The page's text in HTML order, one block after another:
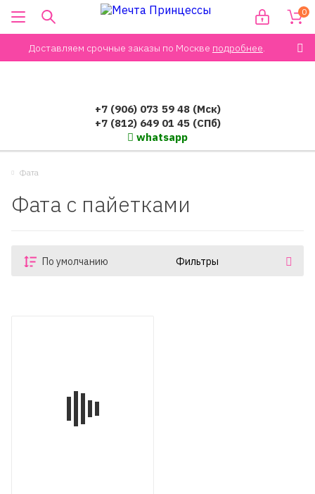
Доставляем срочные заказы по Москве подробнее.
0
+7 (906) 073 59 48 (Мск)
+7 (812) 649 01 45 (СПб)
whatsapp
Фата
Фата с пайетками
По умолчанию Фильтры